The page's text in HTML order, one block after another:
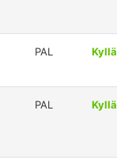
PAL Kyllä
PAL Kyllä